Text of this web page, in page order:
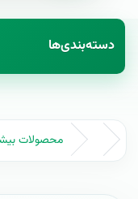
دسته‌بندی‌ها
محصولات